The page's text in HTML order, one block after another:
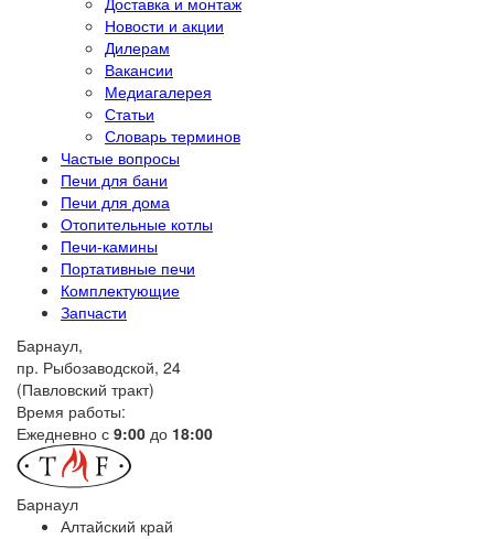
Новости и акции
Дилерам
Вакансии
Медиагалерея
Статьи
Словарь терминов
Частые вопросы
Печи для бани
Печи для дома
Отопительные котлы
Печи-камины
Портативные печи
Комплектующие
Запчасти
Барнаул,
пр. Рыбозаводской, 24
(Павловский тракт)
Время работы:
Ежедневно с 9:00 до 18:00
Барнаул
Алтайский край